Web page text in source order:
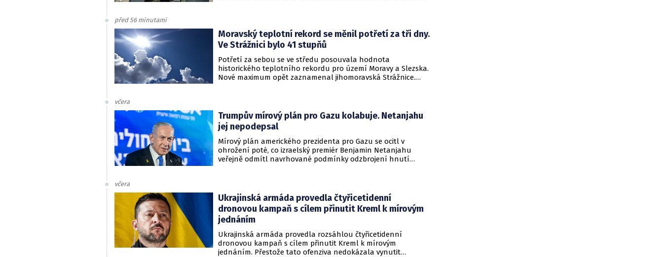
před 56 minutami
Moravský teplotní rekord se měnil potřetí za tři dny.
Ve Strážnici bylo 41 stupňů
Potřetí za sebou se ve středu posouvala hodnota
historického teplotního rekordu pro území Moravy a Slezska.
Nové maximum opět zaznamenal jihomoravská Strážnice.
včera
Trumpův mírový plán pro Gazu kolabuje. Netanjahu
jej nepodepsal
Mírový plán amerického prezidenta pro Gazu se ocitl v
ohrožení poté, co izraelský premiér Benjamin Netanjahu
veřejně odmítl navrhované podmínky odzbrojení hnutí
včera
Ukrajinská armáda provedla čtyřicetidenní
dronovou kampaň s cílem přinutit Kreml k mírovým
jednáním
Ukrajinská armáda provedla rozsáhlou čtyřicetidenní
dronovou kampaň s cílem přinutit Kreml k mírovým
jednáním. Přestože tato ofenziva nedokázala vynutit